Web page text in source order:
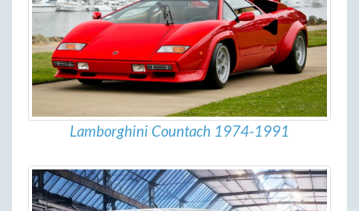
Lamborghini Countach 1974-1991